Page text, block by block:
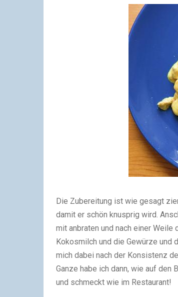
Die Zubereitung ist wie gesagt
damit er schön knusprig wird.
mit anbraten und nach einer Weile
Kokosmilch und die Gewürze und
mich dabei nach der Konsistenz
Ganze habe ich dann, wie auf
und schmeckt wie im Restaurant!